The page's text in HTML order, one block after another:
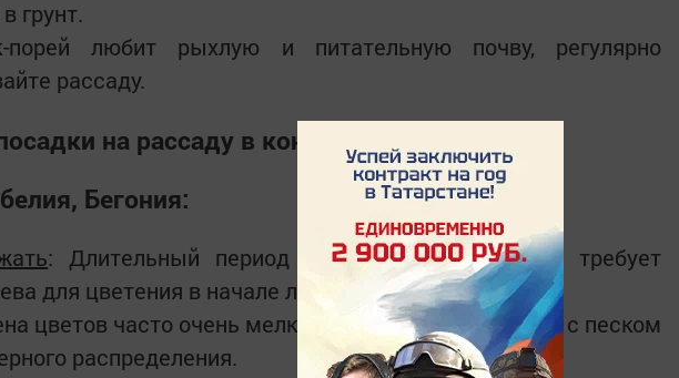
грунт.
любит рыхлую и питательную почву, регулярно
рассаду.
на рассаду в конце февраля:
Бегония:
: Длительный период вегетации этих цветов требует
для цветения в начале лета.
цветов часто очень мелкие, поэтому смешайте их с песком
распределения.